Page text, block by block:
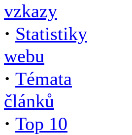
vzkazy
· Statistiky
webu
· Témata
článků
· Top 10